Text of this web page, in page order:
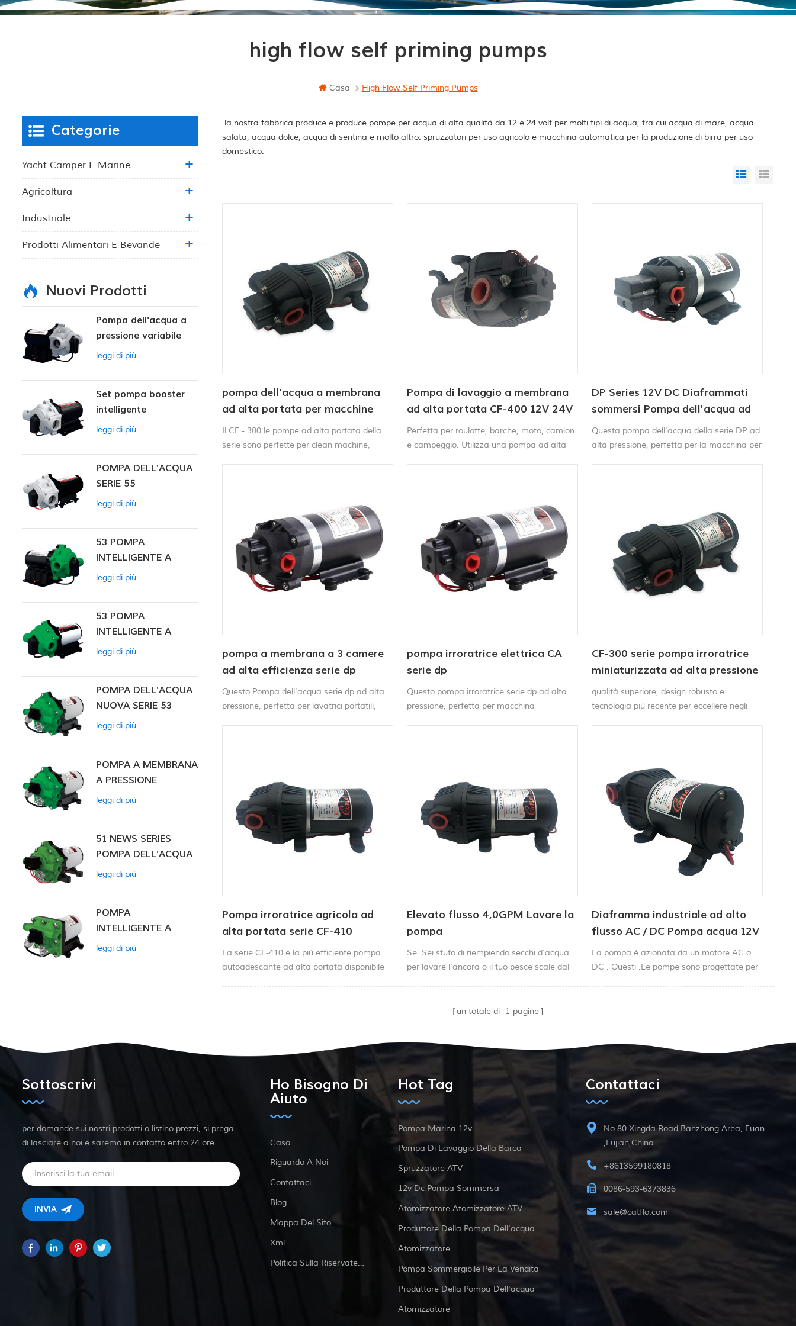
high flow self priming pumps
Casa High Flow Self Priming Pumps
la nostra fabbrica produce e produce pompe per acqua di alta qualità da 12 e 24 volt per molti tipi di acqua, tra cui acqua di mare, acqua
salata, acqua dolce, acqua di sentina e molto altro. spruzzatori per uso agricolo e macchina automatica per la produzione di birra per uso
domestico.
Grid View
pompa dell'acqua a membrana
ad alta portata per macchine
pulite CF - 300 serie
Il CF - 300 le pompe ad alta portata della
serie sono perfette per clean machine,
Pompa di lavaggio a membrana
ad alta portata CF-400 12V 24V
Perfetta per roulotte, barche, moto, camion
e campeggio. Utilizza una pompa ad alta
quando apri e chiudi il rubinetto.
DP Series 12V DC Diaframmati
sommersi Pompa dell'acqua ad
alta pressione
Questa pompa dell'acqua della serie DP ad
alta pressione, perfetta per la macchina per
pompa a membrana a 3 camere
ad alta efficienza serie dp
Questo Pompa dell'acqua serie dp ad alta
pressione, perfetta per lavatrici portatili,
pompa irroratrice elettrica CA
serie dp
Questo pompa irroratrice serie dp ad alta
pressione, perfetta per macchina
CF-300 serie pompa irroratrice
miniaturizzata ad alta pressione
qualità superiore, design robusto e
tecnologia più recente per eccellere negli
prodotti chimici diluiti spruzzando con ATV /
prato trattore.
Pompa irroratrice agricola ad
alta portata serie CF-410
La serie CF-410 è la più efficiente pompa
autoadescante ad alta portata disponibile
Elevato flusso 4,0GPM Lavare la
pompa
Se .Sei stufo di riempiendo secchi d'acqua
per lavare l'ancora o il tuo pesce scale dal
.pompa dell'acquasulla tua nave.
Diaframma industriale ad alto
flusso AC / DC Pompa acqua 12V
24 V . 40psi .
La pompa è azionata da un motore AC o
DC . Questi .Le pompe sono progettate per
un totale di 1 pagine
Categorie
Yacht Camper E Marine
Agricoltura
Industriale
Prodotti Alimentari E Bevande
Nuovi Prodotti
Pompa dell'acqua a
pressione variabile
intelligente
leggi di più
Set pompa booster
intelligente
leggi di più
POMPA DELL'ACQUA
SERIE 55
leggi di più
53 POMPA
INTELLIGENTE A
PRESSIONE
leggi di più
53 POMPA
INTELLIGENTE A
PRESSIONE
leggi di più
POMPA DELL'ACQUA
NUOVA SERIE 53
leggi di più
POMPA A MEMBRANA
A PRESSIONE
COSTANTE
leggi di più
51 NEWS SERIES
POMPA DELL'ACQUA
leggi di più
POMPA
INTELLIGENTE A
PRESSIONE
42
leggi di più
Sottoscrivi
per domande sui nostri prodotti o listino prezzi, si prega
di lasciare a noi e saremo in contatto entro 24 ore.
Ho Bisogno Di
Aiuto
Casa
Riguardo A Noi
Contattaci
Blog
Mappa Del Sito
Xml
Politica Sulla Riservatezza
Hot Tag
Pompa Marina 12v
Pompa Di Lavaggio Della Barca
Spruzzatore ATV
12v Dc Pompa Sommersa
Atomizzatore Atomizzatore ATV
Produttore Della Pompa Dell'acqua
Atomizzatore
Pompa Sommergibile Per La Vendita
Produttore Della Pompa Dell'acqua
Atomizzatore
Contattaci
No.80 Xingda Road,Banzhong Area, Fuan
,Fujian,China
+8613599180818
0086-593-6373836
sale@catflo.com